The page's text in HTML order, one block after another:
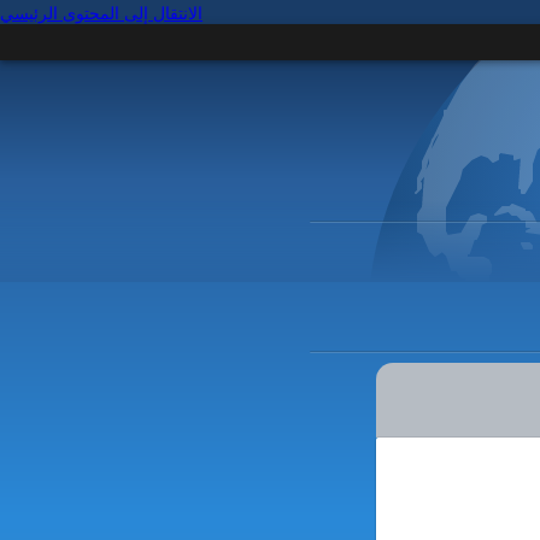
الانتقال إلى المحتوى الرئيسي